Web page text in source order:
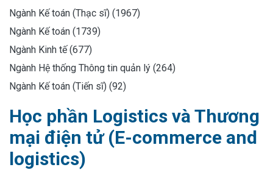
Ngành Kế toán (Thạc sĩ) (1967)
Ngành Kế toán (1739)
Ngành Kinh tế (677)
Ngành Hệ thống Thông tin quản lý (264)
Ngành Kế toán (Tiến sĩ) (92)
Học phần Logistics và Thương
mại điện tử (E-commerce and
logistics)